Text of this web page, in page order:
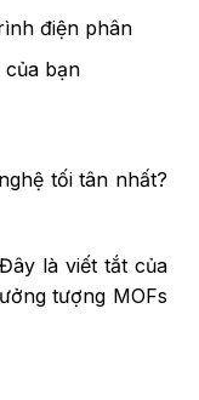
điện phân
bạn
tối tân nhất?
là viết tắt của
tượng MOFs